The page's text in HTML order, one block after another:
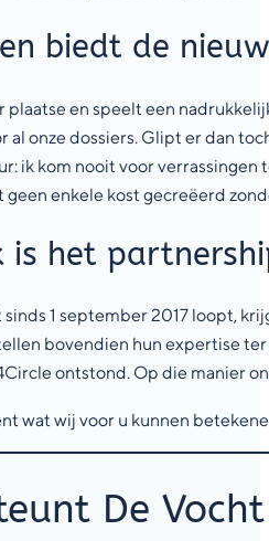
biedt de
en speelt een
al onze dossiers. Glipt er dan
ik kom nooit voor verrassingen
enkele kost gecreëerd
het
1 september 2017 loopt,
bovendien hun expertise
ontstond. Op die manier
wat wij voor u kunnen
De